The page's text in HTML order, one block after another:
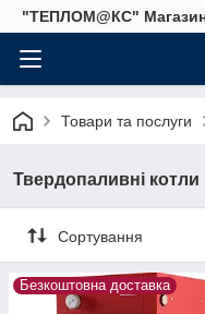
"ТЕПЛОМ@КС" Магазин
Товари та послуги
Твердопаливні котли
Сортування
Безкоштовна доставка